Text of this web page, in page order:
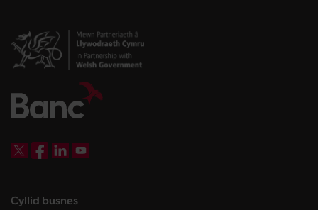
Cyllid busneslanding page